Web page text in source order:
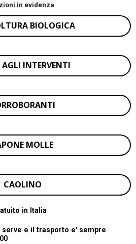
in evidenza
BIOLOGICA
INTERVENTI
MOLLE
CAOLINO
in Italia
e il trasporto e' sempre